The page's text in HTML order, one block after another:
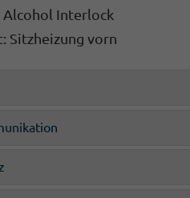
Alcohol Interlock
Sitzheizung vorn